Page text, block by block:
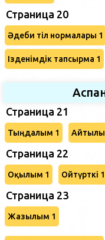
Страница 20
Әдеби тіл нормалары 1
Ізденімдік тапсырма 1
Страница 21
Тыңдалым 1
Страница 22
Оқылым 1 Ойтүрткі 1
Страница 23
Жазылым 1